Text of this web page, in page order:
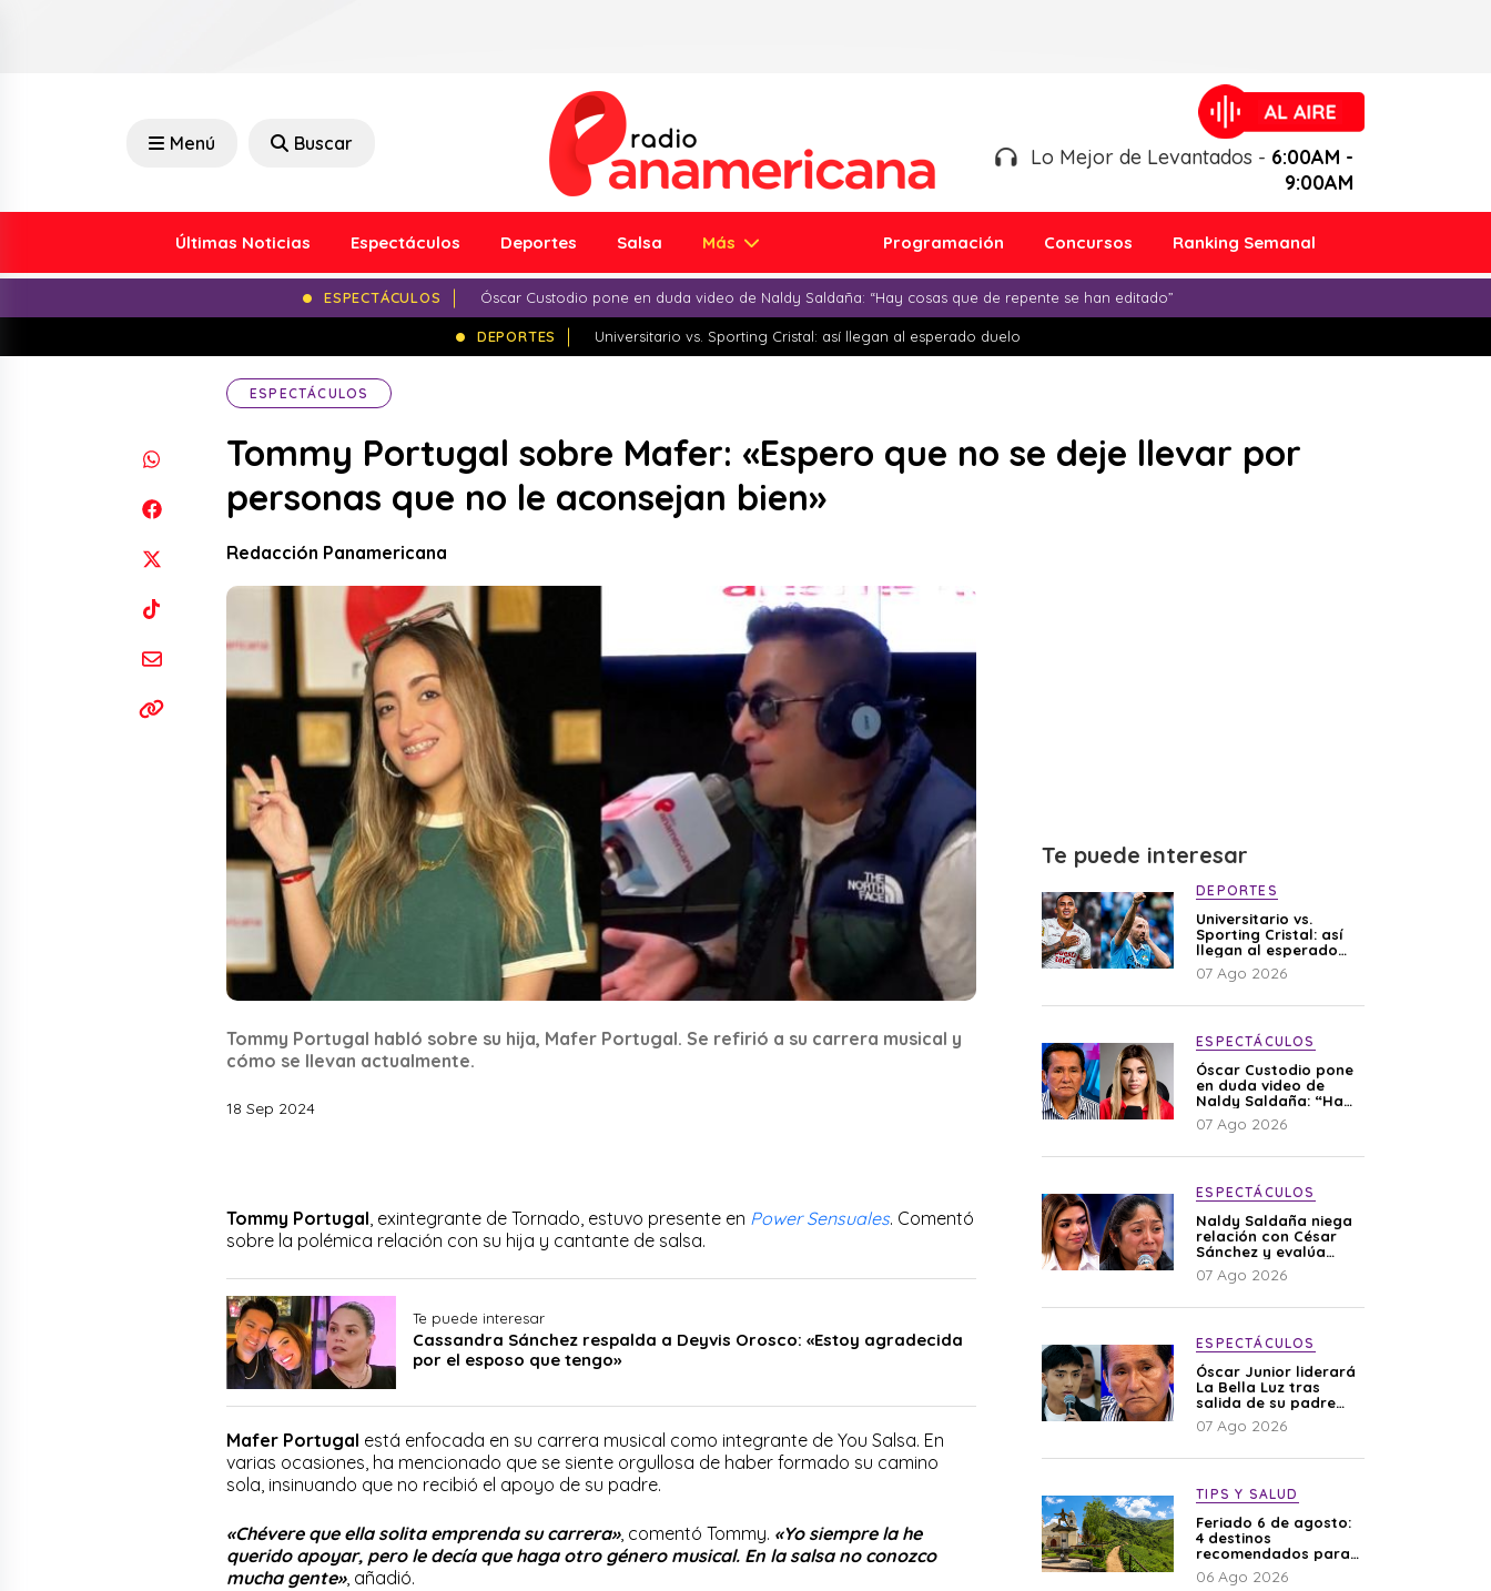
Menú Buscar
Lo Mejor de Levantados - 6:00AM -
9:00AM
Últimas Noticias Espectáculos Deportes Salsa Más Programación Concursos Ranking Semanal
ESPECTÁCULOS Óscar Custodio pone en duda video de Naldy Saldaña: “Hay cosas que de repente se han editado”
DEPORTES Universitario vs. Sporting Cristal: así llegan al esperado duelo
ESPECTÁCULOS
Tommy Portugal sobre Mafer: «Espero que no se deje llevar por
personas que no le aconsejan bien»
Redacción Panamericana
Tommy Portugal habló sobre su hija, Mafer Portugal. Se refirió a su carrera musical y
cómo se llevan actualmente.
18 Sep 2024
Tommy Portugal , exintegrante de Tornado, estuvo presente en Power Sensuales. Comentó
sobre la polémica relación con su hija y cantante de salsa.
Te puede interesar
Cassandra Sánchez respalda a Deyvis Orosco: «Estoy agradecida
por el esposo que tengo»
Mafer Portugal está enfocada en su carrera musical como integrante de You Salsa. En
varias ocasiones, ha mencionado que se siente orgullosa de haber formado su camino
sola, insinuando que no recibió el apoyo de su padre.
«Chévere que ella solita emprenda su carrera», comentó Tommy. «Yo siempre la he
querido apoyar, pero le decía que haga otro género musical. En la salsa no conozco
mucha gente», añadió.
Te puede interesar
DEPORTES
Universitario vs.
Sporting Cristal: así
llegan al esperado
duelo
07 Ago 2026
ESPECTÁCULOS
Óscar Custodio pone
en duda video de
Naldy Saldaña: “Hay
cosas que de repente
se han editado”
07 Ago 2026
ESPECTÁCULOS
Naldy Saldaña niega
relación con César
Sánchez y evalúa
denunciar a su
esposa: “Es una
07 Ago 2026
ESPECTÁCULOS
Óscar Junior liderará
La Bella Luz tras
salida de su padre
por polémica con
Naldy Saldaña
07 Ago 2026
TIPS Y SALUD
Feriado 6 de agosto:
4 destinos
recomendados para
disfrutar el descanso
06 Ago 2026